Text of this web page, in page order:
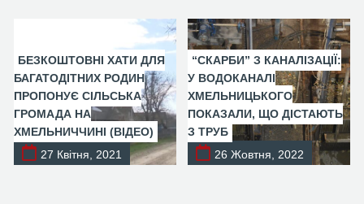
БЕЗКОШТОВНІ ХАТИ ДЛЯ
БАГАТОДІТНИХ РОДИН
ПРОПОНУЄ СІЛЬСЬКА
ГРОМАДА НА
ХМЕЛЬНИЧЧИНІ (ВІДЕО)
27 Квітня, 2021
“СКАРБИ” З КАНАЛІЗАЦІЇ:
У ВОДОКАНАЛІ
ХМЕЛЬНИЦЬКОГО
ПОКАЗАЛИ, ЩО ДІСТАЮТЬ
З ТРУБ
26 Жовтня, 2022